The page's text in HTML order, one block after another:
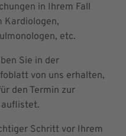
in Ihrem Fall
Kardiologen,
etc.
Sie in der
von uns erhalten,
den Termin zur
auflistet.
Schritt vor Ihrem